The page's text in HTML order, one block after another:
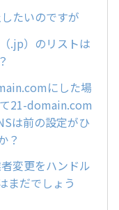
たいのですが
.jp）のリストは
にした場
21-domain.com
は前の設定がひ
？
変更をハンドル
まだでしょう